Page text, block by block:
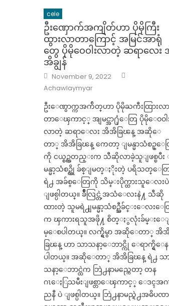
cele
ဦးဏှောက်အကျိတ်‌ဟာ ပိုမိုကြီး
ထွားလာတာကြောင့် အမြင်အာရုံ
တွေ ပိုမိုဝေဝါးလာတဲ့ ဆရာလေး
အိချွန်
Posted
on
November 9, 2022
Achawlaymyar
ဦးေဏွာက္ကအက်ိတ္‌ဟာ ပိုမိုႀကီးထြားလာ
တာေၾကာင့္ အျမင္အာ႐ုံေတြ ပိုမိုေဝဝါ
လာတဲ့ ဆရာေလး အိအိခြၽန္ အဆိုေ
တာ္ အိအိခြၽန္ ကေတာ့ ျမန္မာသံစဥ္ေ
ကို ငယ္စဥ္ကတည္းက သီဆိုလာခဲ့သူျဖစ္ၿပီး
မန္မာ့သံစဥ္ကို ခ်စ္ျမတ္ႏိုးတဲ့ ပရိသတ္ေတ
ရဲ႕ အခ်စ္ေတြကို သိမ္းပိုက္ထားသူေလးပဲ
ျဖစ္ပါတယ္။ ခ်ိဳလြင္တဲ့အသံေလးနဲ႔ သီဆို
ထားတဲ့ သူမရဲ႕ျမန္မာ့သံစဥ္သီခ်င္းေလးေ
က ၾကားရသူအဖို႔ စိတ္ႏွလုံးခ်မ္းေ
မ့ေစပါတယ္။ လက္ရွိမွာ အဆိုေတာ္ အိ
ခြၽန္ ဟာ သာသနာ့ေဘာင္ကို ေရာက္ရွိေန
ပါတယ္။ အဆိုေတာ္ အိအိခြၽန္ ရဲ႕ သ
သနာ့ေဘာင္ထဲက ဘြဲ႕နာမည္ကေတာ့ တန
ဂၤေႏြသမီးျဖစ္တာေၾကာင့္ ေဒၚအဂ
ညနီ ပဲ ျဖစ္ပါတယ္။ ဘြဲ႕နာမည္ရဲ႕အဓိပၸာ